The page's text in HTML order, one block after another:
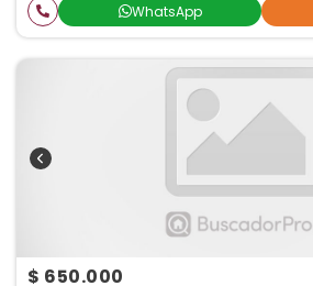
WhatsApp
$ 650.000